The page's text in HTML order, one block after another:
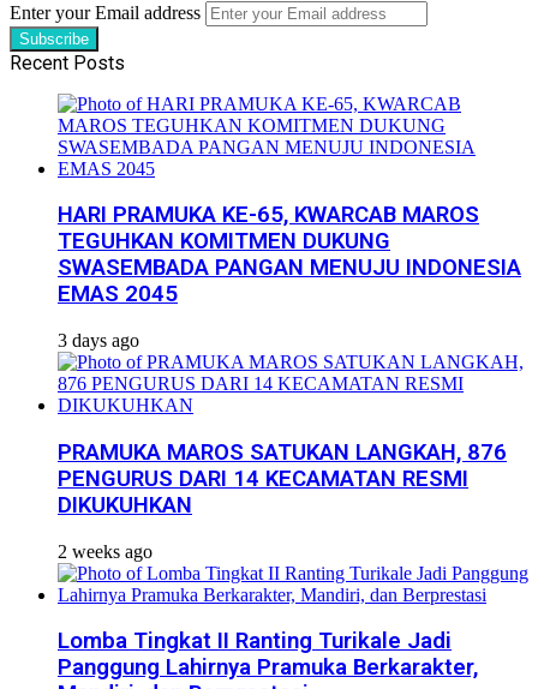
Enter your Email address
Recent Posts
HARI PRAMUKA KE-65, KWARCAB MAROS
TEGUHKAN KOMITMEN DUKUNG
SWASEMBADA PANGAN MENUJU INDONESIA
EMAS 2045
3 days ago
PRAMUKA MAROS SATUKAN LANGKAH, 876
PENGURUS DARI 14 KECAMATAN RESMI
DIKUKUHKAN
2 weeks ago
Lomba Tingkat II Ranting Turikale Jadi
Panggung Lahirnya Pramuka Berkarakter,